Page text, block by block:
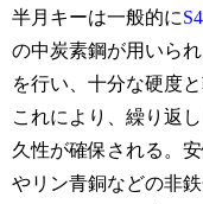
半月キーは一般的に
の中炭素鋼が用いら
を行い、十分な硬度
これにより、繰り返
久性が確保される。
やリン青銅などの非